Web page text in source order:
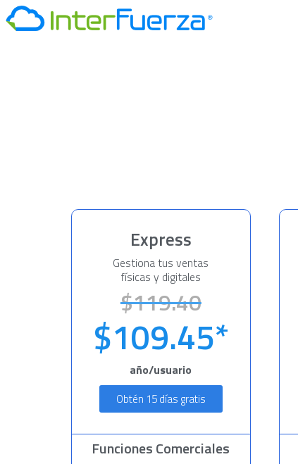
Express
Gestiona tus ventas
físicas y digitales
$119.40
$109.45*
año/usuario
Obtén 15 días gratis
Funciones Comerciales